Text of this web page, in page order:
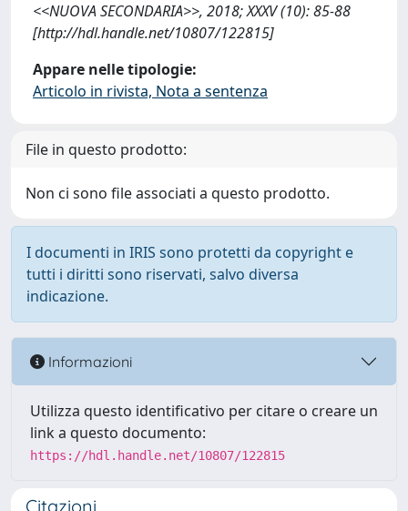
<<NUOVA SECONDARIA>>, 2018; XXXV (10): 85-88
[http://hdl.handle.net/10807/122815]
Appare nelle tipologie:
Articolo in rivista, Nota a sentenza
File in questo prodotto:
Non ci sono file associati a questo prodotto.
I documenti in IRIS sono protetti da copyright e
tutti i diritti sono riservati, salvo diversa
indicazione.
Informazioni
Utilizza questo identificativo per citare o creare un
link a questo documento:
https://hdl.handle.net/10807/122815
Citazioni